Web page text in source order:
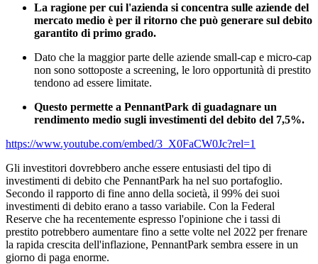
La ragione per cui l'azienda si concentra sulle aziende del
mercato medio è per il ritorno che può generare sul debito
garantito di primo grado.
Dato che la maggior parte delle aziende small-cap e micro-cap
non sono sottoposte a screening, le loro opportunità di prestito
tendono ad essere limitate.
Questo permette a PennantPark di guadagnare un
rendimento medio sugli investimenti del debito del 7,5%.
https://www.youtube.com/embed/3_X0FaCW0Jc?rel=1
Gli investitori dovrebbero anche essere entusiasti del tipo di
investimenti di debito che PennantPark ha nel suo portafoglio.
Secondo il rapporto di fine anno della società, il 99% dei suoi
investimenti di debito erano a tasso variabile. Con la Federal
Reserve che ha recentemente espresso l'opinione che i tassi di
prestito potrebbero aumentare fino a sette volte nel 2022 per frenare
la rapida crescita dell'inflazione, PennantPark sembra essere in un
giorno di paga enorme.